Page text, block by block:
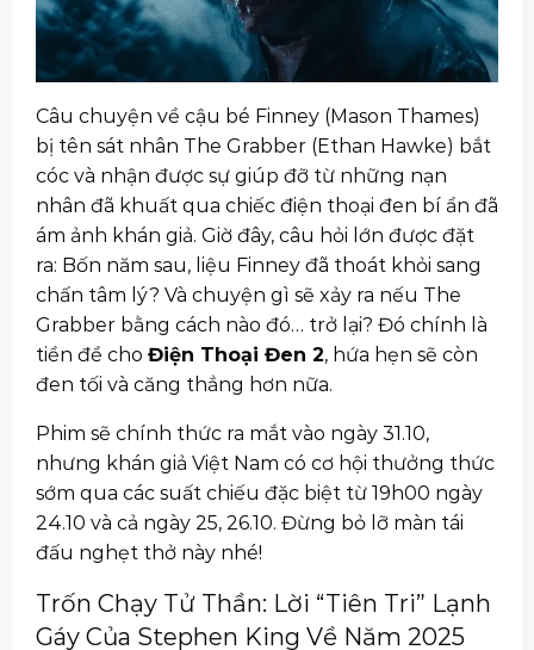
Câu chuyện về cậu bé Finney (Mason Thames)
bị tên sát nhân The Grabber (Ethan Hawke) bắt
cóc và nhận được sự giúp đỡ từ những nạn
nhân đã khuất qua chiếc điện thoại đen bí ẩn đã
ám ảnh khán giả. Giờ đây, câu hỏi lớn được đặt
ra: Bốn năm sau, liệu Finney đã thoát khỏi sang
chấn tâm lý? Và chuyện gì sẽ xảy ra nếu The
Grabber bằng cách nào đó… trở lại? Đó chính là
tiền đề cho Điện Thoại Đen 2, hứa hẹn sẽ còn
đen tối và căng thẳng hơn nữa.
Phim sẽ chính thức ra mắt vào ngày 31.10,
nhưng khán giả Việt Nam có cơ hội thưởng thức
sớm qua các suất chiếu đặc biệt từ 19h00 ngày
24.10 và cả ngày 25, 26.10. Đừng bỏ lỡ màn tái
đấu nghẹt thở này nhé!
Trốn Chạy Tử Thần: Lời “Tiên Tri” Lạnh
Gáy Của Stephen King Về Năm 2025